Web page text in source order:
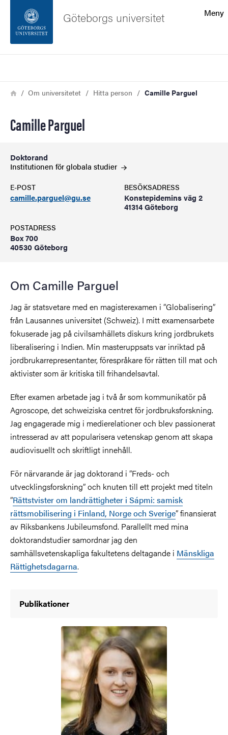
Sidfoten
Meny
Göteborgs universitet
Länkstig
HemOm universitetet Hitta person Camille Parguel
Camille Parguel
Doktorand
Institutionen för globala studier
E-POST
camille.parguel@gu.se
BESÖKSADRESS
Konstepidemins väg 2
41314 Göteborg
POSTADRESS
Box 700
40530 Göteborg
Om Camille Parguel
Jag är statsvetare med en magisterexamen i ”Globalisering”
från Lausannes universitet (Schweiz). I mitt examensarbete
fokuserade jag på civilsamhällets diskurs kring jordbrukets
liberalisering i Indien. Min masteruppsats var inriktad på
jordbrukarrepresentanter, förespråkare för rätten till mat och
aktivister som är kritiska till frihandelsavtal.
Efter examen arbetade jag i två år som kommunikatör på
Agroscope, det schweiziska centret för jordbruksforskning.
Jag engagerade mig i medierelationer och blev passionerat
intresserad av att popularisera vetenskap genom att skapa
audiovisuellt och skriftligt innehåll.
För närvarande är jag doktorand i ”Freds- och
utvecklingsforskning” och knuten till ett projekt med titeln
”Rättstvister om landrättigheter i Sápmi: samisk
rättsmobilisering i Finland, Norge och Sverige” finansierat
av Riksbankens Jubileumsfond. Parallellt med mina
doktorandstudier samordnar jag den
samhällsvetenskapliga fakultetens deltagande i Mänskliga
Rättighetsdagarna.
Publikationer